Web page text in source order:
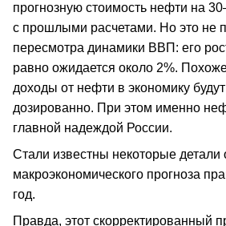
прогнозную стоимость нефти на
с прошлыми расчетами. Но это не
пересмотра динамики ВВП: его
равно ожидается около 2%.
доходы от нефти в экономику
дозированно. При этом именно
главной надеждой России.
Стали известны некоторые детали
макроэкономического прогноза
год.
Правда, этот скорректированный